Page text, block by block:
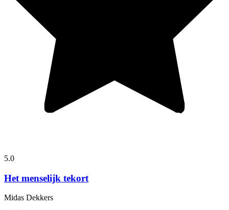
5.0
Het menselijk tekort
Midas Dekkers